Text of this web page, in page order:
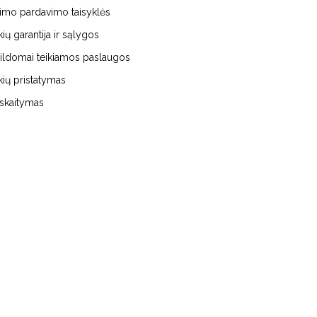
pardavimo taisyklės
garantija ir sąlygos
teikiamos paslaugos
pristatymas